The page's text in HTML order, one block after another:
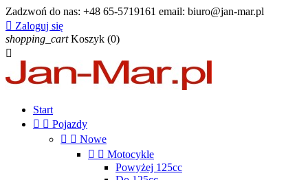
Zadzwoń do nas: +48 65-5719161 email: biuro@jan-mar.pl
 Zaloguj się
shopping_cart Koszyk (0)

Start
  Pojazdy
  Nowe
  Motocykle
Powyżej 125cc